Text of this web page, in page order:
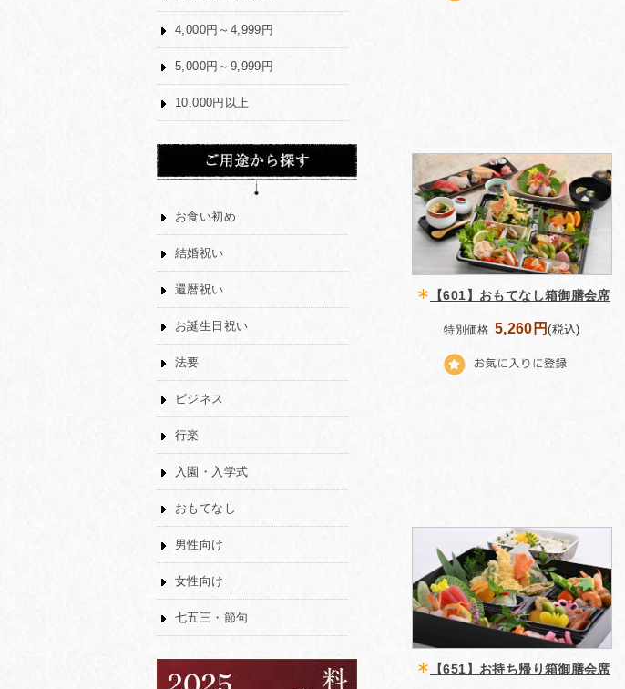
4,000円～4,999円
5,000円～9,999円
10,000円以上
お食い初め
結婚祝い
還暦祝い
お誕生日祝い
法要
ビジネス
行楽
入園・入学式
おもてなし
男性向け
女性向け
七五三・節句
【601】おもてなし箱御膳会席
特別価格 5,260円(税込)
【651】お持ち帰り箱御膳会席